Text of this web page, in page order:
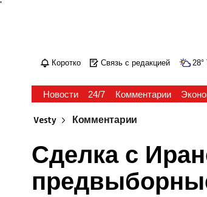
'
Коротко Связь с редакцией 28°
Новости 24/7 Комментарии
Vesty Комментарии
Сделка с